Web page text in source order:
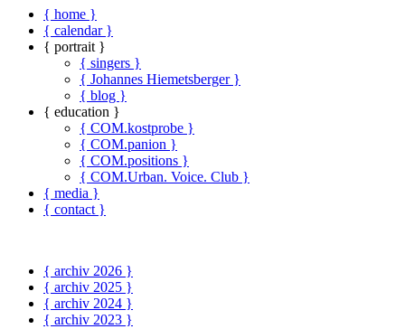
{ home }
{ calendar }
{ portrait }
{ singers }
{ Johannes Hiemetsberger }
{ blog }
{ education }
{ COM.kostprobe }
{ COM.panion }
{ COM.positions }
{ COM.Urban. Voice. Club }
{ media }
{ contact }
{ archiv 2026 }
{ archiv 2025 }
{ archiv 2024 }
{ archiv 2023 }